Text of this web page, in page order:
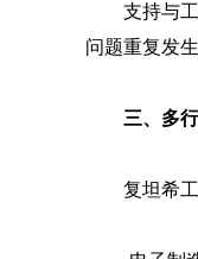
支持与工业
问题重复发
三、多行
复坦希工业